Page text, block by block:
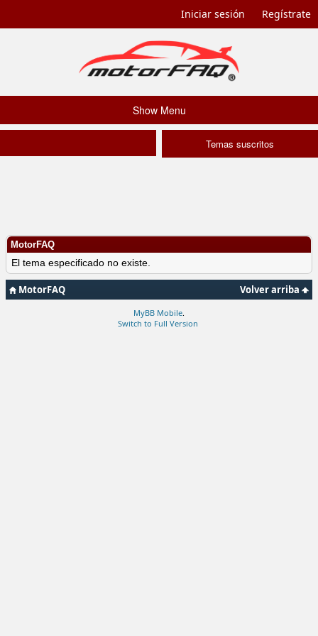
Iniciar sesión Regístrate
Show Menu
Temas suscritos
MotorFAQ
El tema especificado no existe.
Volver arriba
MotorFAQ
MyBB Mobile
Switch to Full Version